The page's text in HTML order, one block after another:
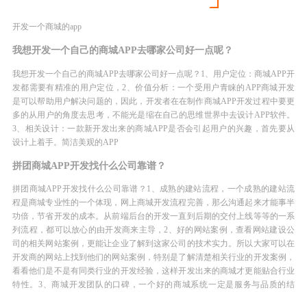
开发一个商城的app
我想开发一个自己的商城APP去哪家公司好一点呢？
我想开发一个自己的商城APP去哪家公司好一点呢？1、用户定位：商城APP开
发都需要有精准的用户定位，2、价值分析：一个受用户青睐的APP商城开发
是可以帮助用户解决问题的，因此，开发者在在制作商城APP开发过程中要更
多的从用户的角度去思考，不能光是缩在自己的思维世界中去设计APP软件。
3、相关设计：一款新开发出来的商城APP是否会引起用户的兴趣，首先要从
设计上着手。简洁美观的APP
拼团商城APP开发找什么公司靠谱？
拼团商城APP开发找什么公司靠谱？1、成熟的建站流程，一个成熟的建站流
程是商城专业性的一个体现，网上商城开发流程完善，那么沟通起来才能事半
功倍，节省开发的成本。从前端后台的开发一直到后期的交付上线等等的一系
列流程，都可以放心的由开发商来主导，2、好的网站案例，查看网站建设公
司的相关网站案例，更能让企业了解到这家公司的技术实力。所以大家可以在
开发商的网站上找到他们的网站案例，特别是了解清楚相关行业的开发案例，
看看他们是不是有同类行业的开发经验，这样开发出来的商城才更能贴合行业
特性。3、商城开发团队的口碑，一个好的商城系统一定是服务与品质的结